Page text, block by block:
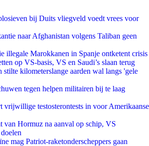
bij Duits vliegveld voedt vrees voor
naar Afghanistan volgens Taliban geen
illegale Marokkanen in Spanje ontketent crisis
op VS-basis, VS en Saudi’s slaan terug
stilte kilometerslange aarden wal langs 'gele
tegen helpen militairen bij te laag
vrijwillige testosterontests in voor Amerikaanse
van Hormuz na aanval op schip, VS
mag Patriot-raketonderscheppers gaan